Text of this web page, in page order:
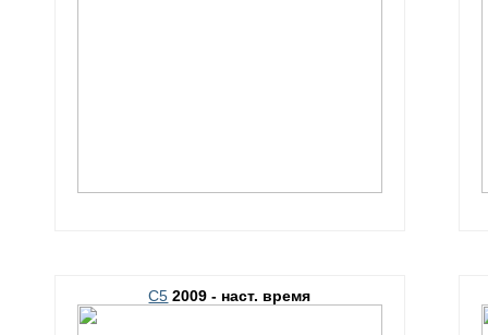
C5 2009 - наст. время